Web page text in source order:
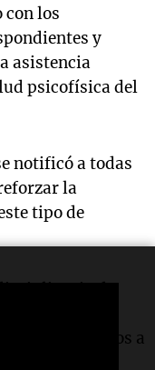
con los
y
asistencia
psicofísica del
notificó a todas
la
tipo de
de
con
informados a